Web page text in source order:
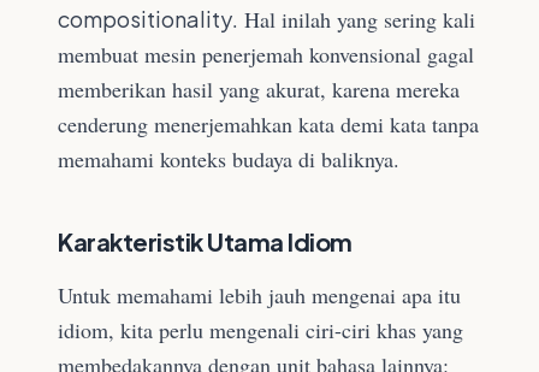
compositionality. Hal inilah yang sering kali
membuat mesin penerjemah konvensional gagal
memberikan hasil yang akurat, karena mereka
cenderung menerjemahkan kata demi kata tanpa
memahami konteks budaya di baliknya.
Karakteristik Utama Idiom
Untuk memahami lebih jauh mengenai apa itu
idiom, kita perlu mengenali ciri-ciri khas yang
membedakannya dengan unit bahasa lainnya: